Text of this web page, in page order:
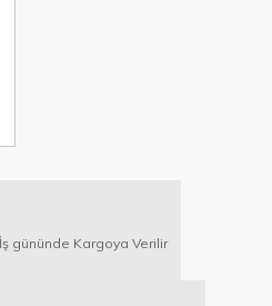
gününde Kargoya Verilir